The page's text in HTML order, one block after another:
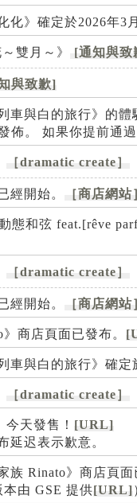
化》確定於2026年3
雙月～》 [通知與致
與致歉]
車與白的旅行》的
佈。 如果你提前通
［dramatic create］
經開始。 ［商店網站
態和弦 feat.[rêve
［dramatic create］
經開始。 ［商店網站
商店頁面已發布。
車與白的旅行》確定
［dramatic create］
天發售！ [URL]
延迟表示歉意。
族 Rinato》商店頁面
由 GSE 提供[URL]